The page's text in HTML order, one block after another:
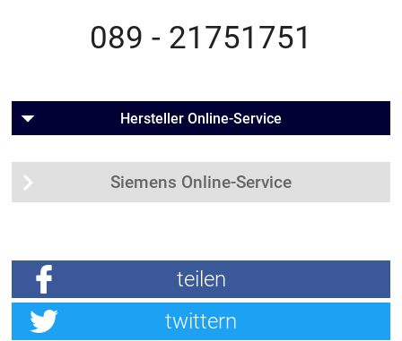
089 - 21751751
Hersteller Online-Service
Siemens Online-Service
teilen
twittern